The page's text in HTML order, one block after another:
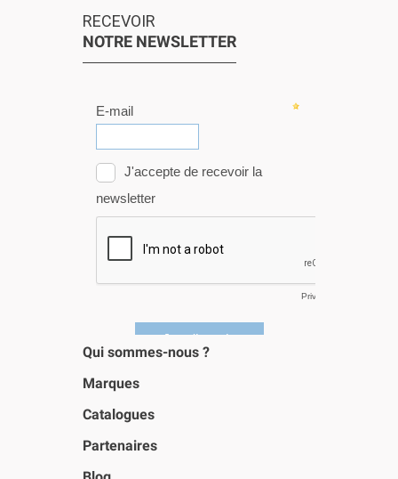
RECEVOIR
NOTRE NEWSLETTER
Qui sommes-nous ?
Marques
Catalogues
Partenaires